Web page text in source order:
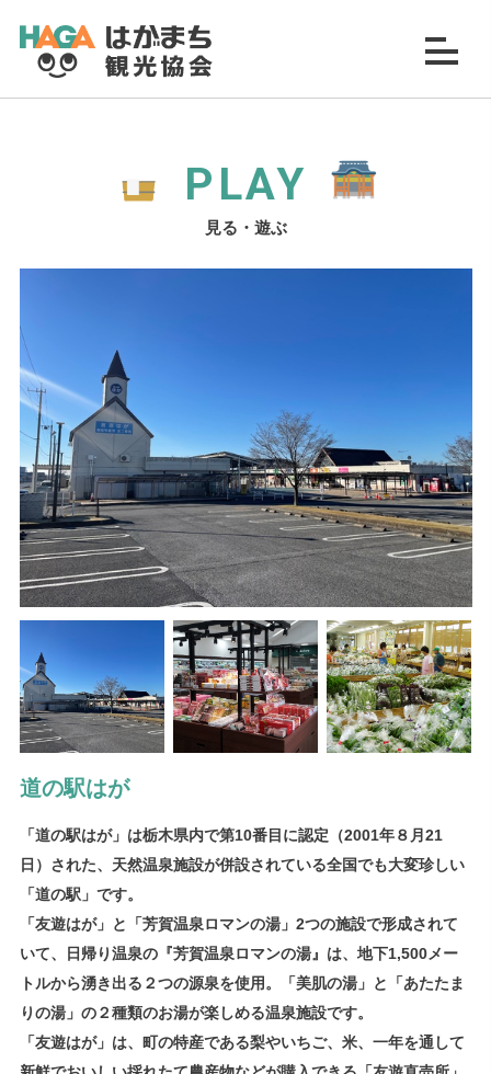
PLAY
見る・遊ぶ
道の駅はが
「道の駅はが」は栃木県内で第10番目に認定（2001年８月21
日）された、天然温泉施設が併設されている全国でも大変珍しい
「道の駅」です。
「友遊はが」と「芳賀温泉ロマンの湯」2つの施設で形成されて
いて、日帰り温泉の『芳賀温泉ロマンの湯』は、地下1,500メー
トルから湧き出る２つの源泉を使用。「美肌の湯」と「あたたま
りの湯」の２種類のお湯が楽しめる温泉施設です。
「友遊はが」は、町の特産である梨やいちご、米、一年を通して